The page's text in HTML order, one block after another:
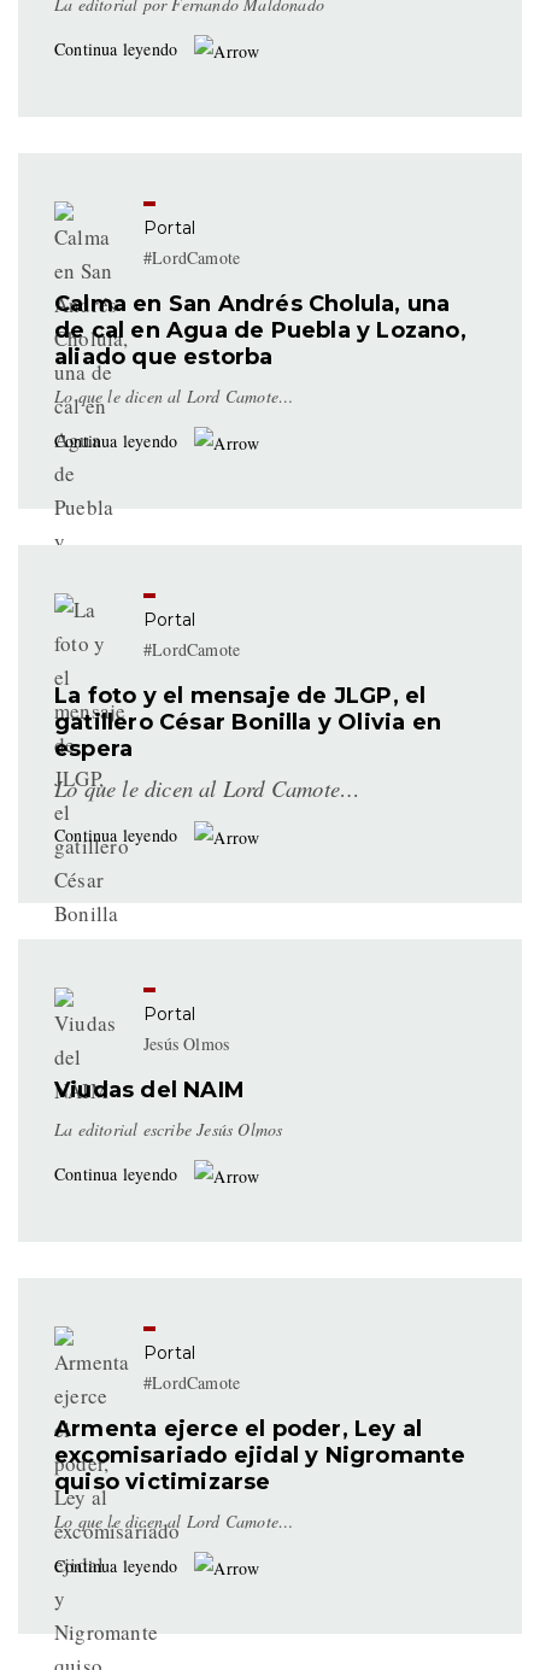
La editorial por Fernando Maldonado
Continua leyendo
Portal
#LordCamote
Calma en San Andrés Cholula, una
de cal en Agua de Puebla y Lozano,
aliado que estorba
Lo que le dicen al Lord Camote…
Continua leyendo
Portal
#LordCamote
La foto y el mensaje de JLGP, el
gatillero César Bonilla y Olivia en
espera
Lo que le dicen al Lord Camote…
Continua leyendo
Portal
Jesús Olmos
Viudas del NAIM
La editorial escribe Jesús Olmos
Continua leyendo
Portal
#LordCamote
Armenta ejerce el poder, Ley al
excomisariado ejidal y Nigromante
quiso victimizarse
Lo que le dicen al Lord Camote…
Continua leyendo